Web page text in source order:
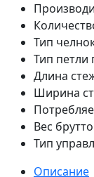
Тип
Тип петли
Длина
Ширина
Вес брутто
Тип
Описание